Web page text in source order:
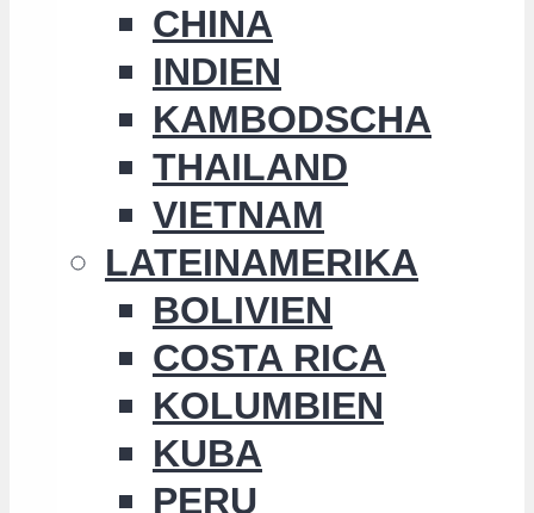
CHINA
INDIEN
KAMBODSCHA
THAILAND
VIETNAM
LATEINAMERIKA
BOLIVIEN
COSTA RICA
KOLUMBIEN
KUBA
PERU